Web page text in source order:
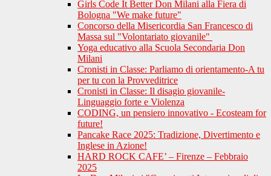
Girls Code It Better Don Milani alla Fiera di
Bologna "We make future"
Concorso della Misericordia San Francesco di
Massa sul "Volontariato giovanile"
Yoga educativo alla Scuola Secondaria Don
Milani
Cronisti in Classe: Parliamo di orientamento-A tu
per tu con la Provveditrice
Cronisti in Classe: Il disagio giovanile-
Linguaggio forte e Violenza
CODING, un pensiero innovativo - Ecosteam for
future!
Pancake Race 2025: Tradizione, Divertimento e
Inglese in Azione!
HARD ROCK CAFE’ – Firenze – Febbraio
2025